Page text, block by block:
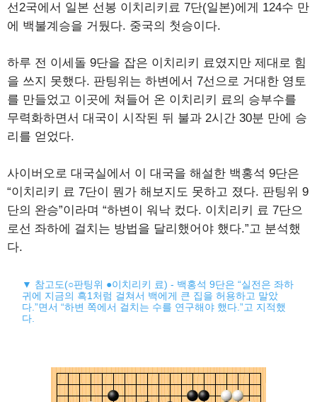
선2국에서 일본 선봉 이치리키료 7단(일본)에게 124수 만
에 백불계승을 거뒀다. 중국의 첫승이다.
하루 전 이세돌 9단을 잡은 이치리키 료였지만 제대로 힘
을 쓰지 못했다. 판팅위는 하변에서 7선으로 거대한 영토
를 만들었고 이곳에 쳐들어 온 이치리키 료의 승부수를
무력화하면서 대국이 시작된 뒤 불과 2시간 30분 만에 승
리를 얻었다.
사이버오로 대국실에서 이 대국을 해설한 백홍석 9단은
“이치리키 료 7단이 뭔가 해보지도 못하고 졌다. 판팅위 9
단의 완승”이라며 “하변이 워낙 컸다. 이치리키 료 7단으
로선 좌하에 걸치는 방법을 달리했어야 했다.”고 분석했
다.
▼ 참고도(○판팅위 ●이치리키 료) - 백홍석 9단은 “실전은 좌하
귀에 지금의 흑1처럼 걸쳐서 백에게 큰 집을 허용하고 말았
다.”면서 “하변 쪽에서 걸치는 수를 연구해야 했다.”고 지적했
다.